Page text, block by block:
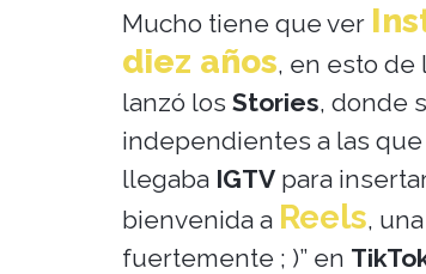
Mucho tiene que ver
diez años, en esto de
lanzó los Stories, donde
independientes a las
llegaba IGTV para
bienvenida a Reels,
fuertemente ; )” en